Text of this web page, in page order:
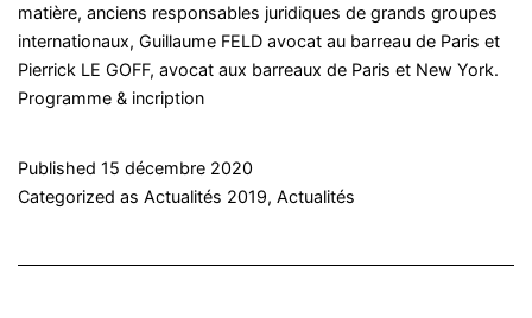
matière, anciens responsables juridiques de grands groupes
internationaux, Guillaume FELD avocat au barreau de Paris et
Pierrick LE GOFF, avocat aux barreaux de Paris et New York.
Programme & incription
Published 15 décembre 2020
Categorized as Actualités 2019, Actualités